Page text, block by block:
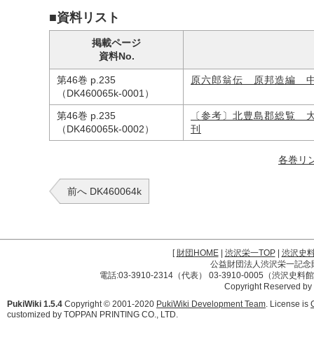
■資料リスト
掲載ページ
資料No.
第46巻 p.235
（DK460065k-0001）
原六郎翁伝 原邦造編
第46巻 p.235
（DK460065k-0002）
〔参考〕北豊島郡総覧
刊
各巻リ
前へ DK460064k
[財団HOME| 渋沢栄一TOP| 渋沢史
公益財団法人渋沢栄一記
電話:03-3910-2314（代表） 03-3910-0005（渋沢史料
Copyright Reserved
PukiWiki 1.5.4 Copyright © 2001-2020 PukiWiki Development Team. License is
customized by TOPPAN PRINTING CO., LTD.